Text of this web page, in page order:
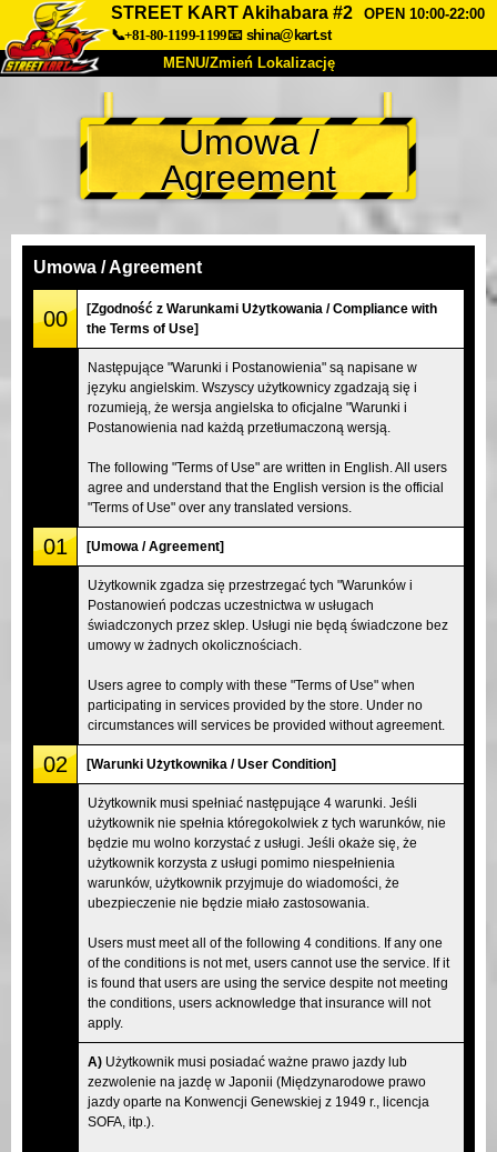
STREET KART Akihabara #2
OPEN 10:00-22:00
📞+81-80-1199-1199📧 shina@kart.st
MENU/Zmień Lokalizację
O nas Specyfikacja Cena
Dojazd Opinie FAQ
Zmień Lokalizację
Tokyo Shinagawa
Tokyo Akihabara#2
Tokyo Shibuya Annex Tokyo Bay
Tokyo Asakusa Osaka
Umowa /
Agreement
Umowa / Agreement
00
[Zgodność z Warunkami Użytkowania / Compliance with
the Terms of Use]
Następujące "Warunki i Postanowienia" są napisane w
języku angielskim. Wszyscy użytkownicy zgadzają się i
rozumieją, że wersja angielska to oficjalne "Warunki i
Postanowienia nad każdą przetłumaczoną wersją.
The following "Terms of Use" are written in English. All users
agree and understand that the English version is the official
"Terms of Use" over any translated versions.
01 [Umowa / Agreement]
Użytkownik zgadza się przestrzegać tych "Warunków i
Postanowień podczas uczestnictwa w usługach
świadczonych przez sklep. Usługi nie będą świadczone bez
umowy w żadnych okolicznościach.
Users agree to comply with these "Terms of Use" when
participating in services provided by the store. Under no
circumstances will services be provided without agreement.
02 [Warunki Użytkownika / User Condition]
Użytkownik musi spełniać następujące 4 warunki. Jeśli
użytkownik nie spełnia któregokolwiek z tych warunków, nie
będzie mu wolno korzystać z usługi. Jeśli okaże się, że
użytkownik korzysta z usługi pomimo niespełnienia
warunków, użytkownik przyjmuje do wiadomości, że
ubezpieczenie nie będzie miało zastosowania.
Users must meet all of the following 4 conditions. If any one
of the conditions is not met, users cannot use the service. If it
is found that users are using the service despite not meeting
the conditions, users acknowledge that insurance will not
apply.
A) Użytkownik musi posiadać ważne prawo jazdy lub
zezwolenie na jazdę w Japonii (Międzynarodowe prawo
jazdy oparte na Konwencji Genewskiej z 1949 r., licencja
SOFA, itp.).